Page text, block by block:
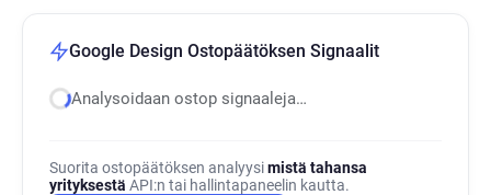
Google Design Ostopäätöksen Signaalit
Analysoidaan ostop signaaleja…
Suorita ostopäätöksen analyysimistä tahansa
yrityksestä API:n tai hallintapaneelin kautta.